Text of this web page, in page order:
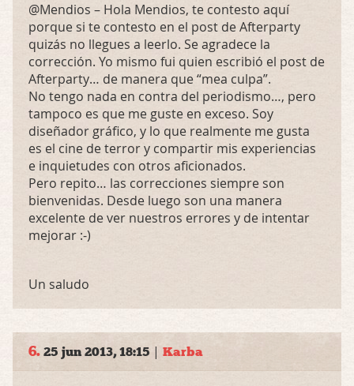
@Mendios – Hola Mendios, te contesto aquí
porque si te contesto en el post de Afterparty
quizás no llegues a leerlo. Se agradece la
corrección. Yo mismo fui quien escribió el post de
Afterparty… de manera que “mea culpa”.
No tengo nada en contra del periodismo…, pero
tampoco es que me guste en exceso. Soy
diseñador gráfico, y lo que realmente me gusta
es el cine de terror y compartir mis experiencias
e inquietudes con otros aficionados.
Pero repito… las correcciones siempre son
bienvenidas. Desde luego son una manera
excelente de ver nuestros errores y de intentar
mejorar :-)
Un saludo
6. 25 jun 2013, 18:15 | Karba